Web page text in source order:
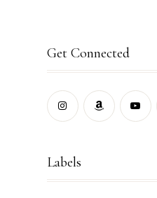
Get Connected
Labels